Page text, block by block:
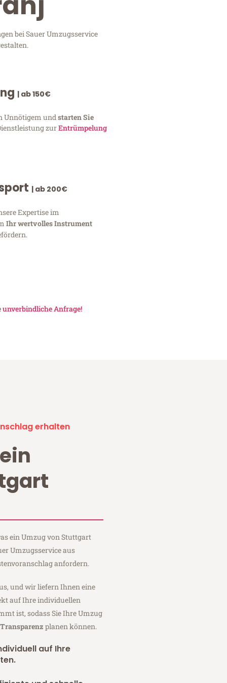
bei Sauer Umzugsservice
| ab 150€
Unnötigem und starten Sie
zurEntrümpelung
| ab 200€
Expertise im
Ihr wertvolles Instrument
unverbindliche Anfrage!
erhalten
ein Umzug von Stuttgart
Umzugsservice aus
anfordern.
und wir liefern Ihnen eine
auf Ihre individuellen
ist, sodass Sie Ihre Umzug
planen können.
auf Ihre